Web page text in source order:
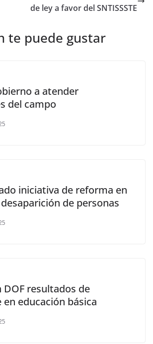
de ley a favor del SNTISSSTE
te puede gustar
a atender
del campo
iniciativa de reforma en
de personas
DOF resultados de
en educación básica